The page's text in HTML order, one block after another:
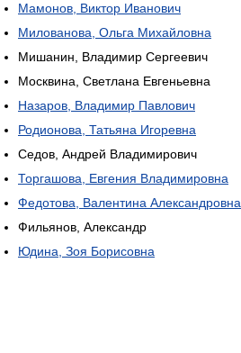
Мамонов, Виктор Иванович
Милованова, Ольга Михайловна
Мишанин, Владимир Сергеевич
Москвина, Светлана Евгеньевна
Назаров, Владимир Павлович
Родионова, Татьяна Игоревна
Седов, Андрей Владимирович
Торгашова, Евгения Владимировна
Федотова, Валентина Александровна
Фильянов, Александр
Юдина, Зоя Борисовна